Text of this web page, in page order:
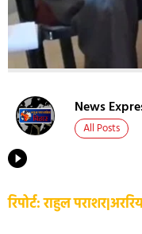
News
All Posts
रिपोर्ट: राहुल